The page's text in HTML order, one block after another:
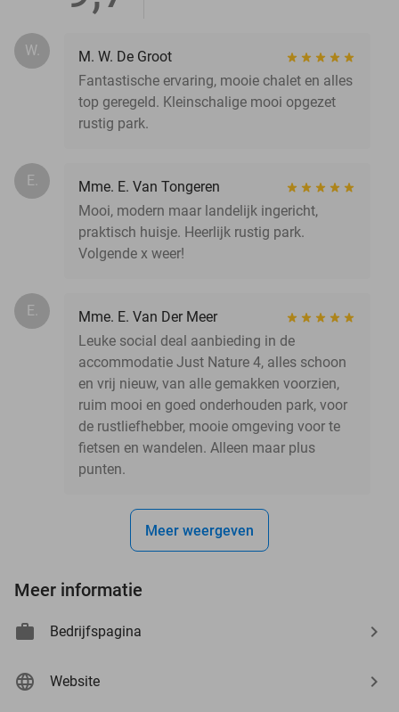
W.
M. W. De Groot
Fantastische ervaring, mooie chalet en alles
top geregeld. Kleinschalige mooi opgezet
rustig park.
E.
Mme. E. Van Tongeren
Mooi, modern maar landelijk ingericht,
praktisch huisje. Heerlijk rustig park.
Volgende x weer!
E.
Mme. E. Van Der Meer
Leuke social deal aanbieding in de
accommodatie Just Nature 4, alles schoon
en vrij nieuw, van alle gemakken voorzien,
ruim mooi en goed onderhouden park, voor
de rustliefhebber, mooie omgeving voor te
fietsen en wandelen. Alleen maar plus
punten.
Meer weergeven
Meer informatie
Bedrijfspagina
Website